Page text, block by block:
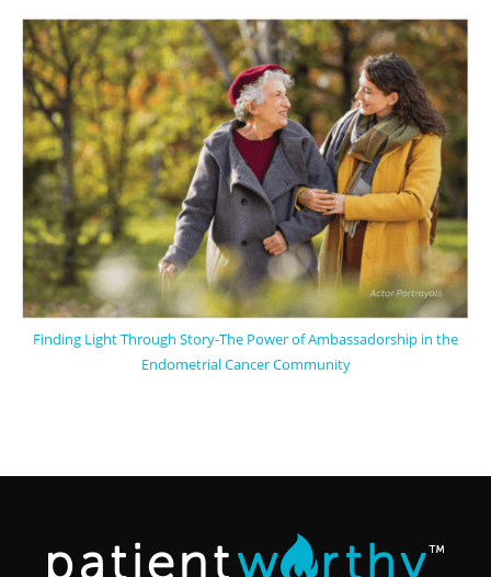
Finding Light Through Story-The Power of Ambassadorship in the
Endometrial Cancer Community